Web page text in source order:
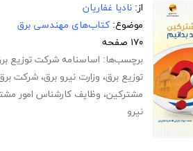
از: نادیا غفاریان
موضوع: کتاب‌های مهندسی برق
۱۷۰ صفحه
برچسب‌ها: اساسنامه شرکت توزیع
توزیع برق، وزارت نیرو برق، شرکت
مشترکین، وظایف کارشناس امور
نیرو